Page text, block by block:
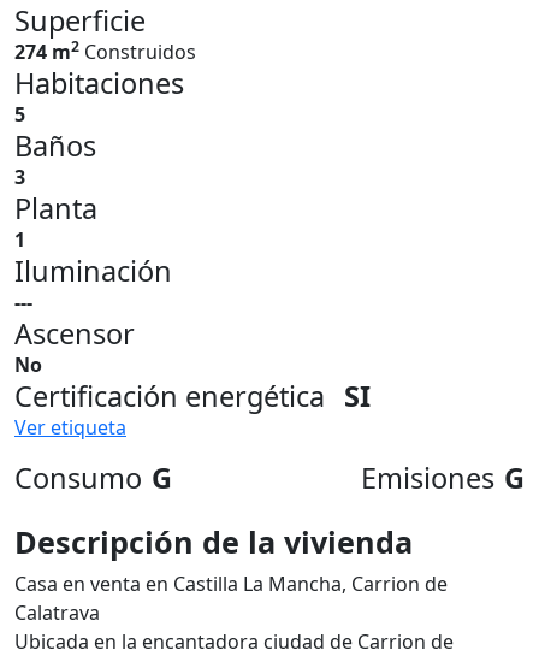
Superficie
274 m2 Construidos
Habitaciones
5
Baños
3
Planta
1
Iluminación
---
Ascensor
No
Certificación energética SI
Ver etiqueta
Consumo G Emisiones G
Descripción de la vivienda
Casa en venta en Castilla La Mancha, Carrion de
Calatrava
Ubicada en la encantadora ciudad de Carrion de